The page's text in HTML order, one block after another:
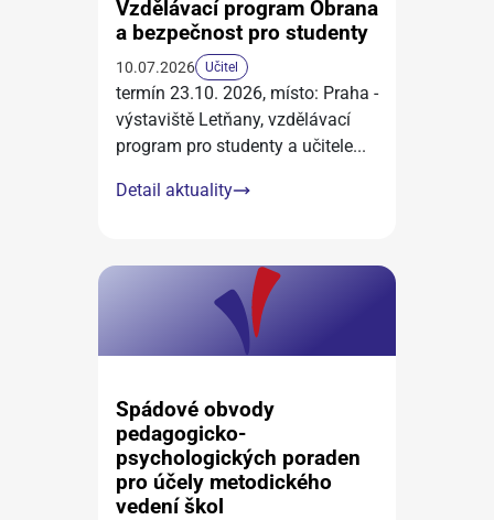
Vzdělávací program Obrana
a bezpečnost pro studenty
10.07.2026 Učitel
termín 23.10. 2026, místo: Praha -
výstaviště Letňany, vzdělávací
program pro studenty a učitele...
Detail aktuality
Spádové obvody
pedagogicko-
psychologických poraden
pro účely metodického
vedení škol